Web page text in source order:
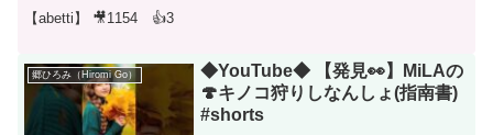
【abetti】 🎥1154 👍3
郷ひろみ（Hiromi Go）
◆YouTube◆ 【発見👀】MiLAの
🍄キノコ狩りしなんしょ(指南書)
#shorts